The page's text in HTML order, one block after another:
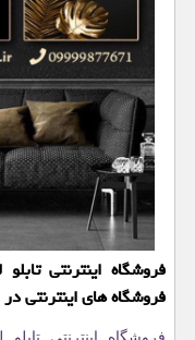
فروشگاه اینترنتی
فروشگاه های اینترنتی